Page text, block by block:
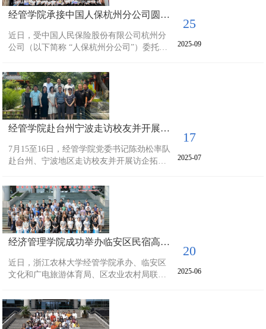
杭州市分公司副总经理詹春林出席开班仪
式。开班仪式上，我院党委书记陈劲松致
词。他对人保财险杭州市分公司各位学员的
到来表示热烈欢迎，并...
经管学院承接中国人保杭州分公司圆满完成2025新锐训练营新员工培训
近日，受中国人民保险股份有限公司杭州分
公司（以下简称 “人保杭州分公司”）委托，
优势的新人专属培训项目圆满落幕。为期六
天的培训以 “赋能新人成长，夯实职业根基”
为核心目标，为来自人保杭州分公司各业务
条线的数十名新入职员工搭建了系统化专业
学习平台，助力新人快速融入行业、适应岗
位，开启职业发展新征程。学院发挥专业优
势精心设计课程和实践实训，培训内容紧密
围绕保险行...
25
2025-09
经管学院赴台州宁波走访校友并开展访企拓岗工作
7月15至16日，经管学院党委书记陈劲松率队
赴台州、宁波地区走访校友并开展访企拓岗
同参加。陈劲松代表学院向校友们表达了母
校的亲切问候，详细介绍了学校、学院近年
来在人才培养、科学研究、学科建设、学位
点平台建设及社会服务等方面取得的突破性
进展和标志性成果，深入了解校友们事业发
展情况，高度赞扬校友们在各自领域取得的
卓越成绩，并对校友们长期以来关心支持母
校发展表示衷心感...
17
2025-07
经济管理学院成功举办临安区民宿高质量发展培训班
近日，浙江农林大学经管学院承办、临安区
文化和广电旅游体育局、区农业农村局联合
业。本次为期两天的精准培训，聚焦民宿行
业核心痛点，为全区90余位民宿业主及管家
注入安全规范、政策红利与营销新技能三重
20
2025-06